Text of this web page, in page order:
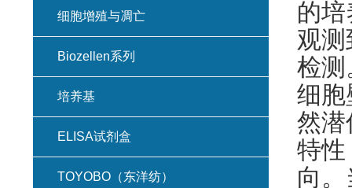
的
观
检测
细胞
然潜
特性
向
细胞增殖与凋亡
Biozellen系列
培养基
ELISA试剂盒
TOYOBO（东洋纺）